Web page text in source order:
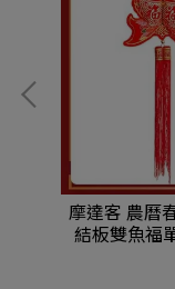
摩達客 農曆
結板雙魚福